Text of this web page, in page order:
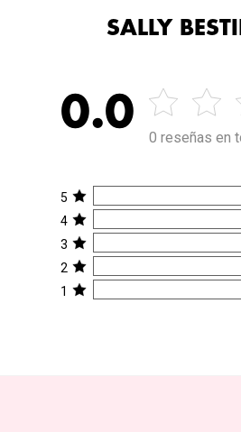
SALLY
0.0
0 reseñas en
5
4
3
2
1